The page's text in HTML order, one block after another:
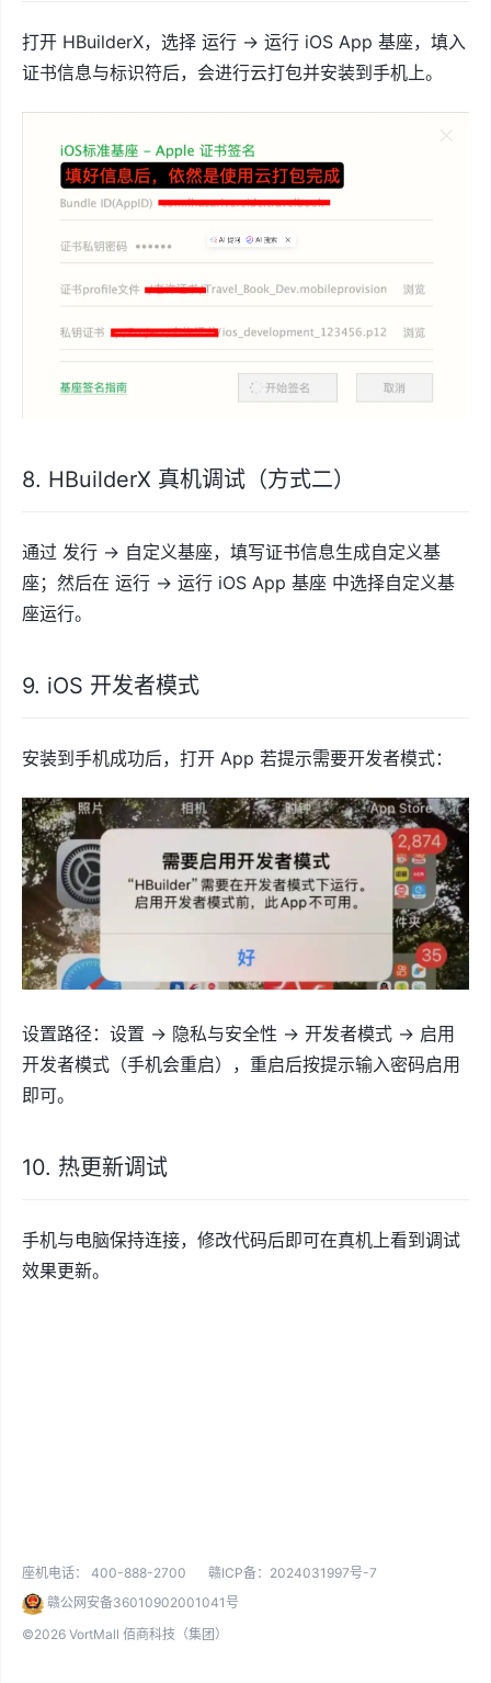
打开 HBuilderX，选择 运行 -> 运行 iOS App 基座，填入
证书信息与标识符后，会进行云打包并安装到手机上。
8. HBuilderX 真机调试（方式二）
通过 发行 -> 自定义基座，填写证书信息生成自定义基
座；然后在 运行 -> 运行 iOS App 基座 中选择自定义基
座运行。
9. iOS 开发者模式
安装到手机成功后，打开 App 若提示需要开发者模式：
设置路径：设置 -> 隐私与安全性 -> 开发者模式 -> 启用
开发者模式（手机会重启），重启后按提示输入密码启用
即可。
10. 热更新调试
手机与电脑保持连接，修改代码后即可在真机上看到调试
效果更新。
座机电话： 400-888-2700
赣ICP备：2024031997号-7
赣公网安备36010902001041号
©2026 VortMall 佰商科技（集团）